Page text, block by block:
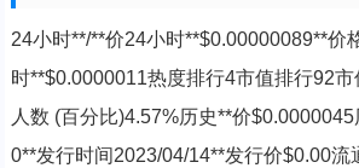
24小时**/**价24小时**$0.00000089**价
时**$0.0000011热度排行4市值排行92
人数 (百分比)4.57%历史**价
0**发行时间2023/04/14**发行价$0.00流